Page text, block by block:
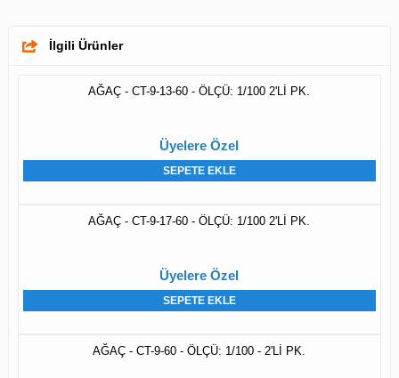
İlgili Ürünler
AĞAÇ - CT-9-13-60 - ÖLÇÜ: 1/100 2'Lİ PK.
Üyelere Özel
SEPETE EKLE
AĞAÇ - CT-9-17-60 - ÖLÇÜ: 1/100 2'Lİ PK.
Üyelere Özel
SEPETE EKLE
AĞAÇ - CT-9-60 - ÖLÇÜ: 1/100 - 2'Lİ PK.